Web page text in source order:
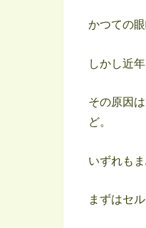
かつての
しかし近
その原因
ど。
いずれも
まずはセ